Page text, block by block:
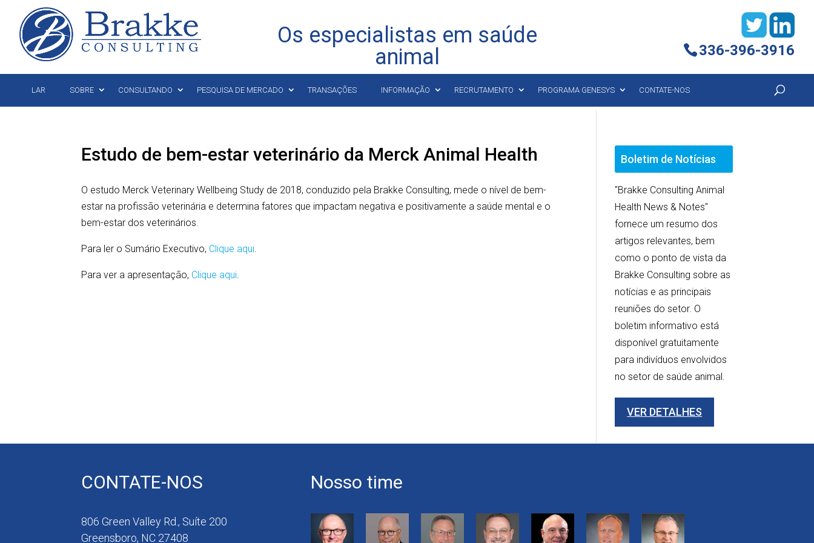
Os especialistas em saúde
animal
336-396-3916
LAR SOBRE CONSULTANDO PESQUISA DE MERCADO TRANSAÇÕES INFORMAÇÃO RECRUTAMENTO PROGRAMA GENESYS CONTATE-NOS
Estudo de bem-estar veterinário da Merck Animal Health
O estudo Merck Veterinary Wellbeing Study de 2018, conduzido pela Brakke Consulting, mede o nível de bem-
estar na profissão veterinária e determina fatores que impactam negativa e positivamente a saúde mental e o
bem-estar dos veterinários.
Para ler o Sumário Executivo, Clique aqui.
Para ver a apresentação, Clique aqui.
Boletim de Notícias
"Brakke Consulting Animal
Health News & Notes"
fornece um resumo dos
artigos relevantes, bem
como o ponto de vista da
Brakke Consulting sobre as
notícias e as principais
reuniões do setor. O
boletim informativo está
disponível gratuitamente
para indivíduos envolvidos
no setor de saúde animal.
VER DETALHES
CONTATE-NOS
806 Green Valley Rd., Suíte 200
Greensboro, NC 27408
Nosso time